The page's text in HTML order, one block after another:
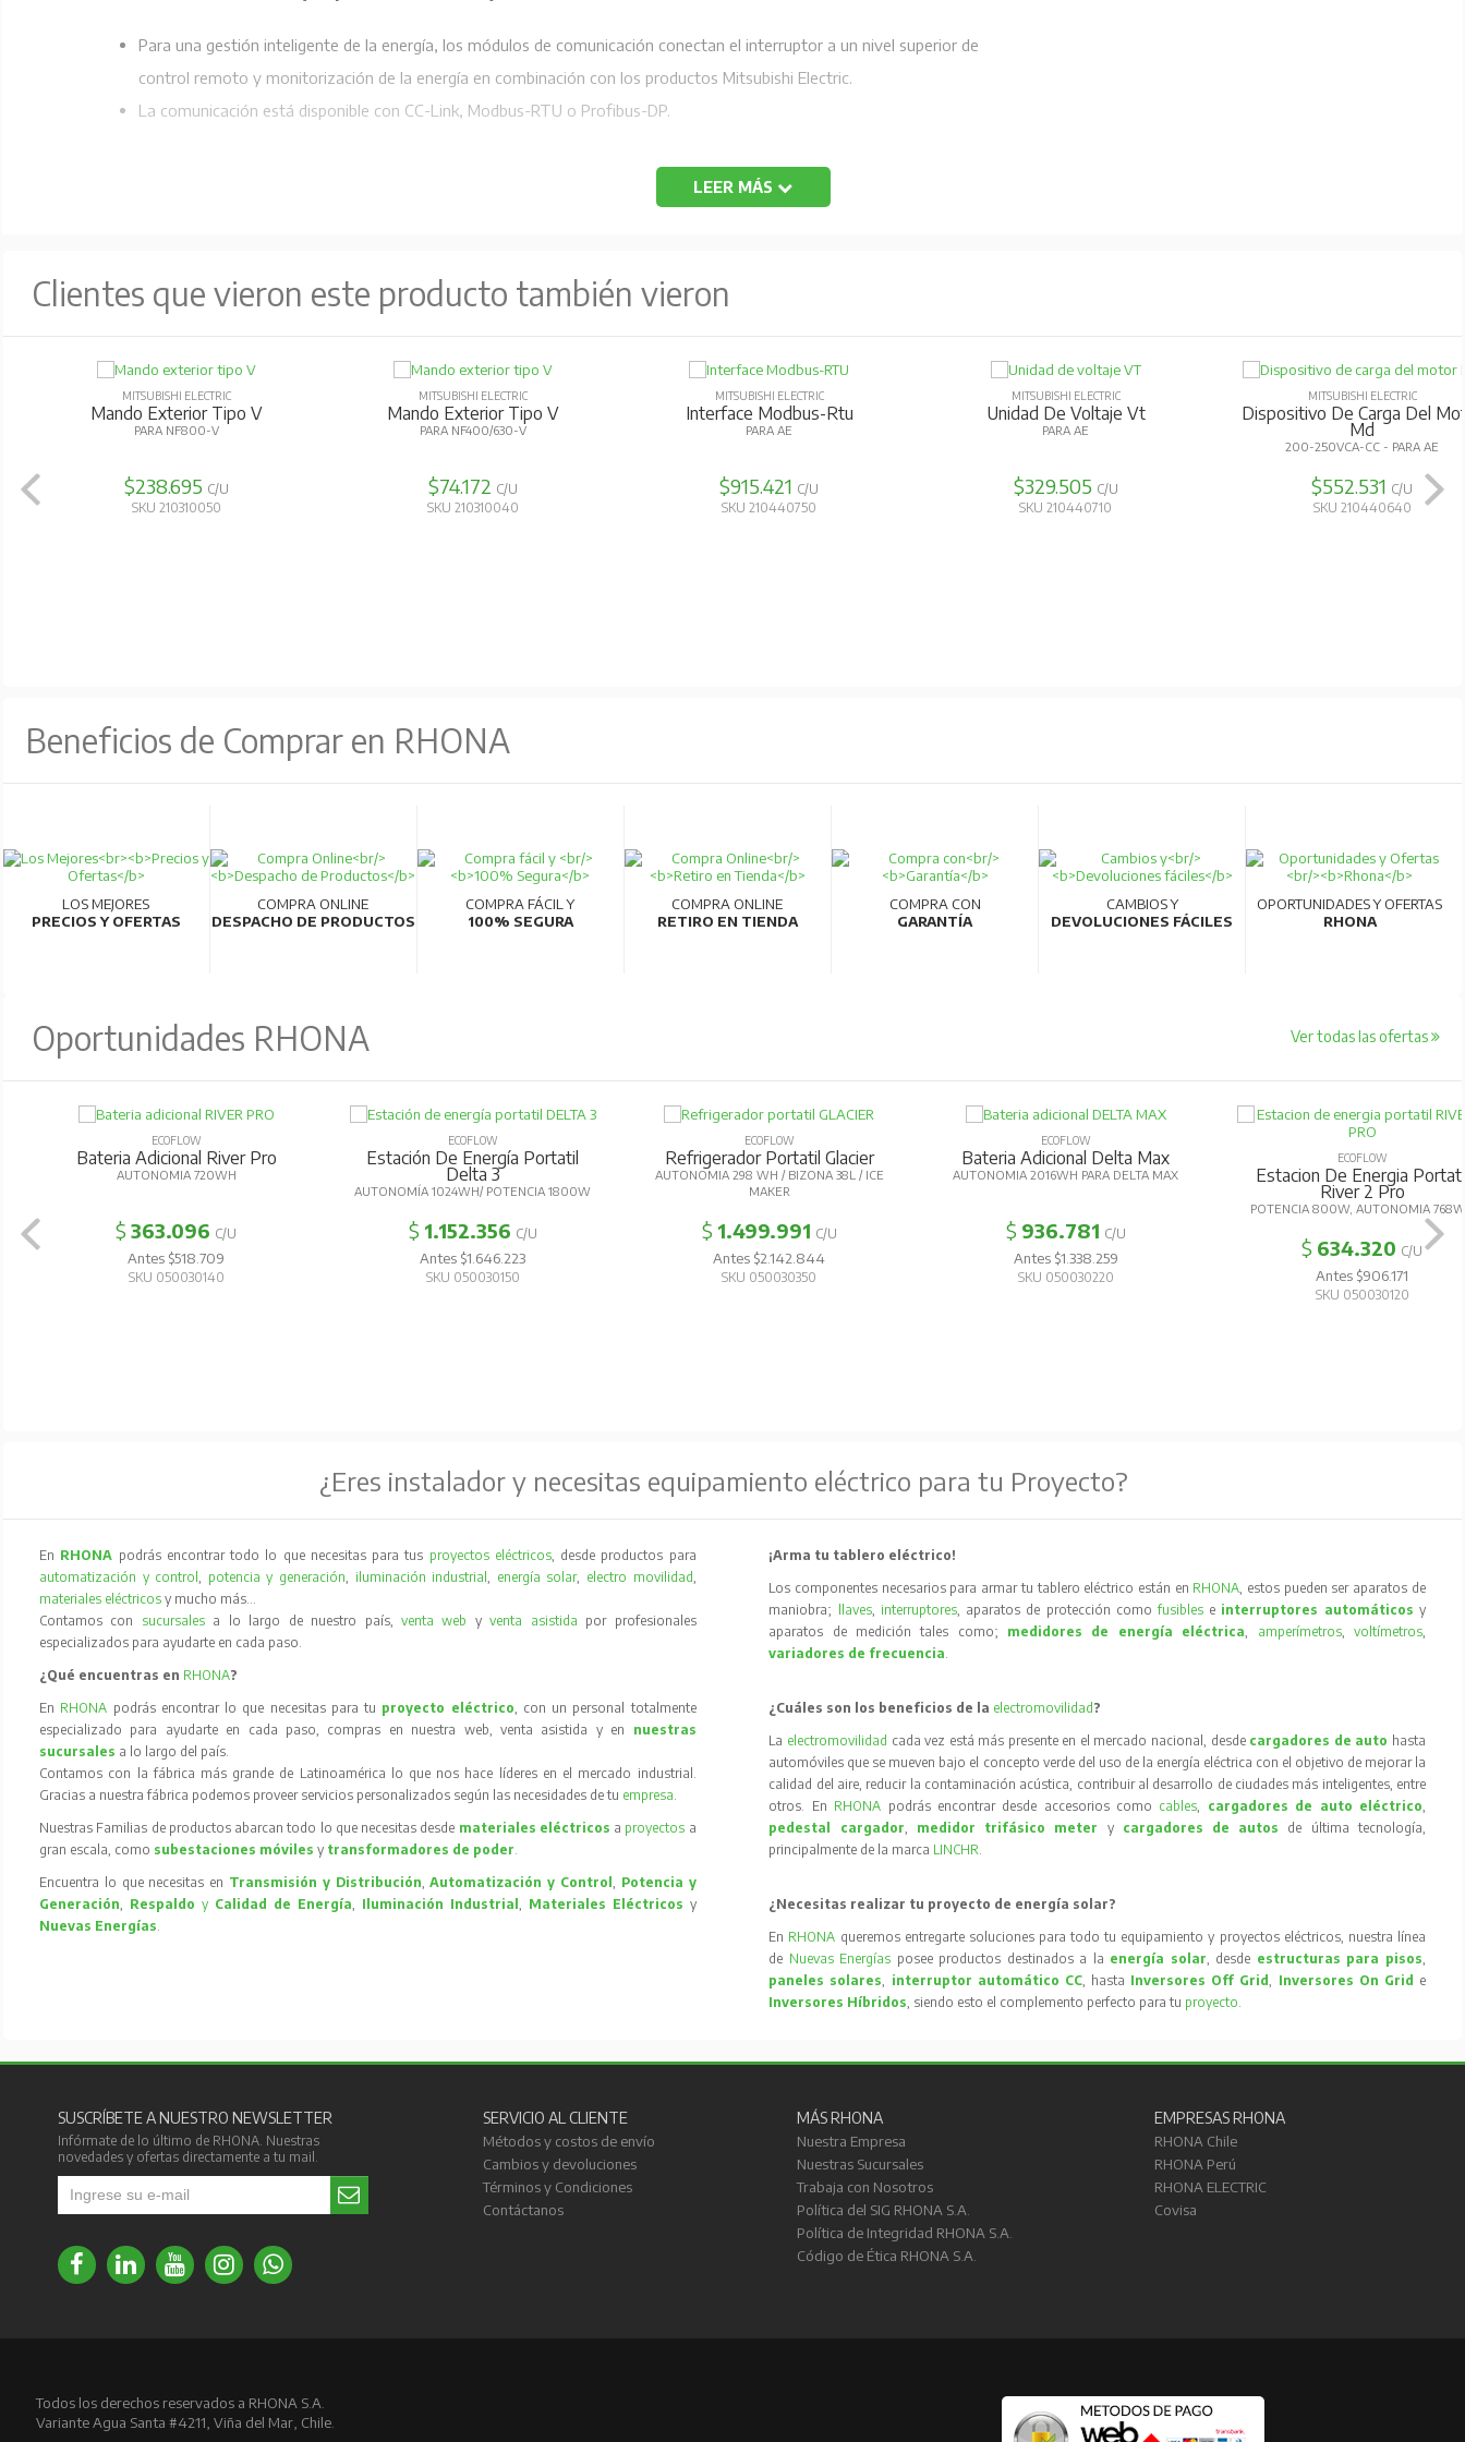
Para una gestión inteligente de la energía, los módulos de comunicación conectan el interruptor a un nivel superior de
control remoto y monitorización de la energía en combinación con los productos Mitsubishi Electric.
La comunicación está disponible con CC-Link, Modbus-RTU o Profibus-DP.
LEER MÁS
Clientes que vieron este producto también vieron
MITSUBISHI ELECTRIC
Mando Exterior Tipo V
PARA NF800-V
$238.695 C/U
SKU 210310050
MITSUBISHI ELECTRIC
Mando Exterior Tipo V
PARA NF400/630-V
$74.172 C/U
SKU 210310040
MITSUBISHI ELECTRIC
Interface Modbus-Rtu
PARA AE
$915.421 C/U
SKU 210440750
MITSUBISHI ELECTRIC
Unidad De Voltaje Vt
PARA AE
$329.505 C/U
SKU 210440710
MITSUBISHI ELECTRIC
Dispositivo De Carga Del
Md
200-250VCA-CC - PARA AE
$552.531 C/U
SKU 210440640
Beneficios de Comprar en RHONA
LOS MEJORES
PRECIOS Y OFERTAS
COMPRA ONLINE
DESPACHO DE PRODUCTOS
COMPRA FÁCIL Y
100% SEGURA
COMPRA ONLINE
RETIRO EN TIENDA
COMPRA CON
GARANTÍA
CAMBIOS Y
DEVOLUCIONES FÁCILES
OPORTUNIDADES Y OFERTAS
RHONA
Oportunidades RHONA Ver todas las ofertas
ECOFLOW
Bateria Adicional River Pro
AUTONOMIA 720WH
$363.096 C/U
Antes $518.709
SKU 050030140
ECOFLOW
Estación De Energía Portatil
Delta 3
AUTONOMÍA 1024WH/ POTENCIA 1800W
$ 1.152.356 C/U
Antes $1.646.223
SKU 050030150
ECOFLOW
Refrigerador Portatil Glacier
AUTONOMIA 298 WH / BIZONA 38L / ICE
MAKER
$ 1.499.991 C/U
Antes $2.142.844
SKU 050030350
ECOFLOW
Bateria Adicional Delta Max
AUTONOMIA 2016WH PARA DELTA MAX
$ 936.781 C/U
Antes $1.338.259
SKU 050030220
ECOFLOW
Estacion De Energia
River 2 Pro
POTENCIA 800W, AUTONOMIA
$ 634.320 C/U
Antes $906.171
SKU 050030120
¿Eres instalador y necesitas equipamiento eléctrico para tu Proyecto?
En RHONA podrás encontrar todo lo que necesitas para tus proyectos eléctricos, desde productos para
automatización y control, potencia y generación, iluminación industrial, energía solar, electro movilidad,
materiales eléctricos y mucho más…
Contamos con sucursales a lo largo de nuestro país, venta web yventa asistida por profesionales
especializados para ayudarte en cada paso.
¿Qué encuentras en RHONA?
En RHONA podrás encontrar lo que necesitas para tu proyecto eléctrico, con un personal totalmente
especializado para ayudarte en cada paso, compras en nuestra web, venta asistida y en nuestras
sucursales a lo largo del país.
Contamos con la fábrica más grande de Latinoamérica lo que nos hace líderes en el mercado industrial.
Gracias a nuestra fábrica podemos proveer servicios personalizados según las necesidades de tu empresa.
Nuestras Familias de productos abarcan todo lo que necesitas desde materiales eléctricos a proyectos a
gran escala, como subestaciones móvilesy transformadores de poder.
Encuentra lo que necesitas en Transmisión y Distribución,Automatización y Control, Potencia y
Generación, Respaldo y Calidad de Energía, Iluminación Industrial , Materiales Eléctricos y
Nuevas Energías.
¡Arma tu tablero eléctrico!
Los componentes necesarios para armar tu tablero eléctrico están en RHONA, estos pueden ser aparatos de
maniobra;
llaves, interruptores, aparatos de protección comofusibles e interruptores automáticos y
aparatos de medición tales como; medidores de energía eléctrica, amperímetros, voltímetros,
variadores de frecuencia.
¿Cuáles son los beneficios de la electromovilidad ?
La electromovilidad cada vez está más presente en el mercado nacional, desde cargadores de auto hasta
automóviles que se mueven bajo el concepto verde del uso de la energía eléctrica con el objetivo de mejorar la
calidad del aire, reducir la contaminación acústica, contribuir al desarrollo de ciudades más inteligentes, entre
otros. En RHONA podrás encontrar desde accesorios como cables, cargadores de auto eléctrico,
pedestal cargador, medidor trifásico meter y cargadores de autos
de última tecnología,
principalmente de la marca LINCHR.
¿Necesitas realizar tu proyecto de energía solar?
En RHONA queremos entregarte soluciones para todo tu equipamiento y proyectos eléctricos, nuestra línea
de Nuevas Energías posee productos destinados a la energía solar, desde estructuras para pisos,
paneles solares, interruptor automático CC, hasta Inversores Off Grid, Inversores On Grid e
Inversores Híbridos, siendo esto el complemento perfecto para tu proyecto.
SUSCRÍBETE A NUESTRO NEWSLETTER
Infórmate de lo último de RHONA. Nuestras
novedades y ofertas directamente a tu mail.
SERVICIO AL CLIENTE
Métodos y costos de envío
Cambios y devoluciones
Términos y Condiciones
Contáctanos
MÁS RHONA
Nuestra Empresa
Nuestras Sucursales
Trabaja con Nosotros
Política del SIG RHONA S.A.
Política de Integridad RHONA S.A.
Código de Ética RHONA S.A.
EMPRESAS RHONA
RHONA Chile
RHONA Perú
RHONA ELECTRIC
Covisa
Todos los derechos reservados a RHONA S.A.
Variante Agua Santa #4211, Viña del Mar, Chile.